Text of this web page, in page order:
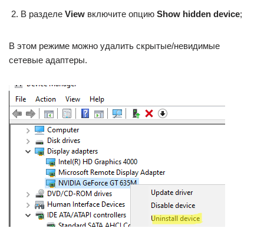
В разделе View включите опцию Show hidden device;
В этом режиме можно удалить скрытые/невидимые
сетевые адаптеры.